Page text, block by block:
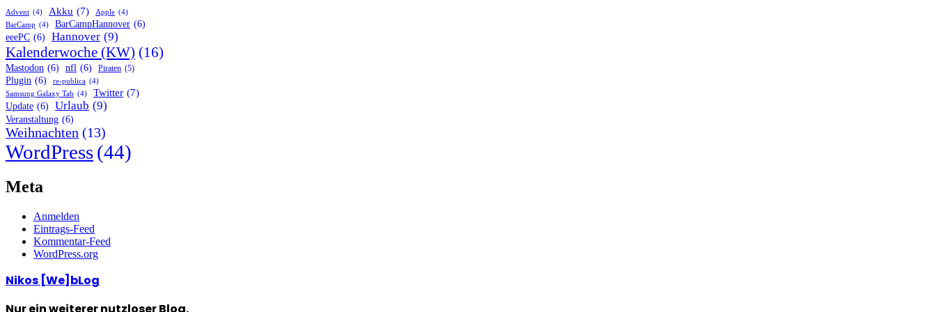
Advent (4) Akku (7) Apple (4)
BarCamp (4) BarCampHannover (6)
eeePC (6) Hannover (9)
Kalenderwoche (KW) (16)
Mastodon (6) nfl (6) Piraten (5)
Plugin (6) re-publica (4)
Samsung Galaxy Tab (4) Twitter (7)
Update (6) Urlaub (9)
Veranstaltung (6)
Weihnachten (13)
WordPress(44)
Meta
Anmelden
Eintrags-Feed
Kommentar-Feed
WordPress.org
Nikos [We]bLog